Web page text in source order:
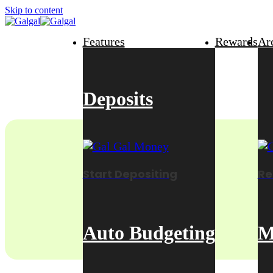
Skip to content
Features
Deposits
Auto Budgeting
Rewards